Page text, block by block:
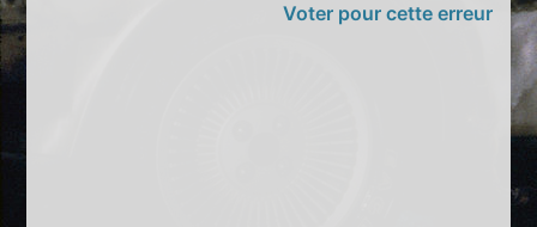
Voter pour cette erreur